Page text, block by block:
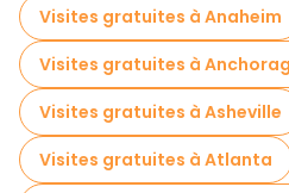
Visites gratuites à Anaheim
Visites gratuites à
Visites gratuites à Asheville
Visites gratuites à Atlanta